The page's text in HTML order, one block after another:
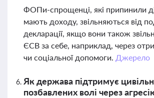
ФОПи-спрощенці, які припинили
мають доходу, звільняються від
декларації, якщо вони також
ЄСВ за себе, наприклад, через
чи соціальної допомоги. Джерело
Як держава підтримує
позбавлених волі через